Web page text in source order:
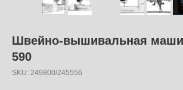
Швейно-вышивальная
590
SKU: 249800/245556